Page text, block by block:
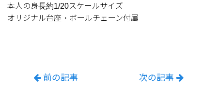
本人の身長約1/20スケールサイズ
オリジナル台座・ボールチェーン付属
前の記事 次の記事